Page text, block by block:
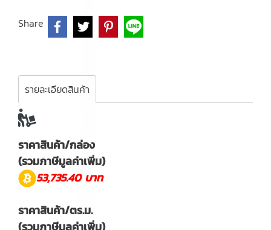
Share
รายละเอียดสินค้า
ราคาสินค้า/กล่อง
(รวมภาษีมูลค่าเพิ่ม)
53,735.40 บาท
ราคาสินค้า/ตร.ม.